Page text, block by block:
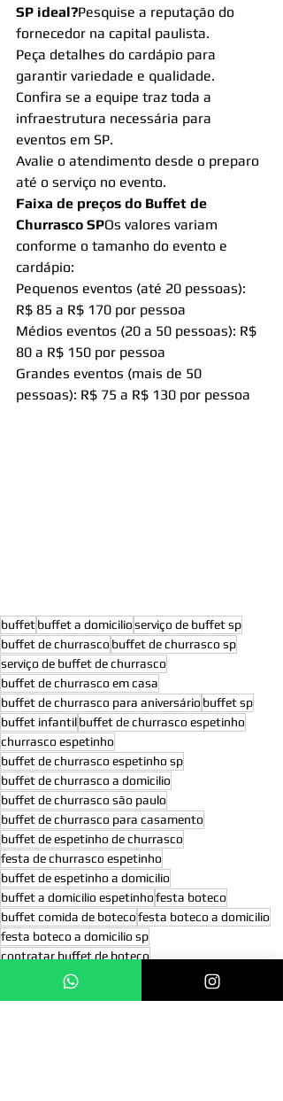
SP ideal?Pesquise a reputação do
fornecedor na capital paulista.
Peça detalhes do cardápio para
garantir variedade e qualidade.
Confira se a equipe traz toda a
infraestrutura necessária para
eventos em SP.
Avalie o atendimento desde o preparo
até o serviço no evento.
Faixa de preços do Buffet de
Churrasco SPOs valores variam
conforme o tamanho do evento e
cardápio:
Pequenos eventos (até 20 pessoas):
R$ 85 a R$ 170 por pessoa
Médios eventos (20 a 50 pessoas): R$
80 a R$ 150 por pessoa
Grandes eventos (mais de 50
pessoas): R$ 75 a R$ 130 por pessoa
buffetbuffet a domicilioserviço de buffet sp
buffet de churrasco buffet de churrasco sp
serviço de buffet de churrasco
buffet de churrasco em casa
buffet de churrasco para aniversário buffet sp
buffet infantilbuffet de churrasco espetinho
churrasco espetinho
buffet de churrasco espetinho sp
buffet de churrasco a domicilio
buffet de churrasco são paulo
buffet de churrasco para casamento
buffet de espetinho de churrasco
festa de churrasco espetinho
buffet de espetinho a domicilio
buffet a domicilio espetinhofesta boteco
buffet comida de botecofesta boteco a domicilio
festa boteco a domicilio sp
contratar buffet de boteco
festa boteco em são paulo
comida de boteco